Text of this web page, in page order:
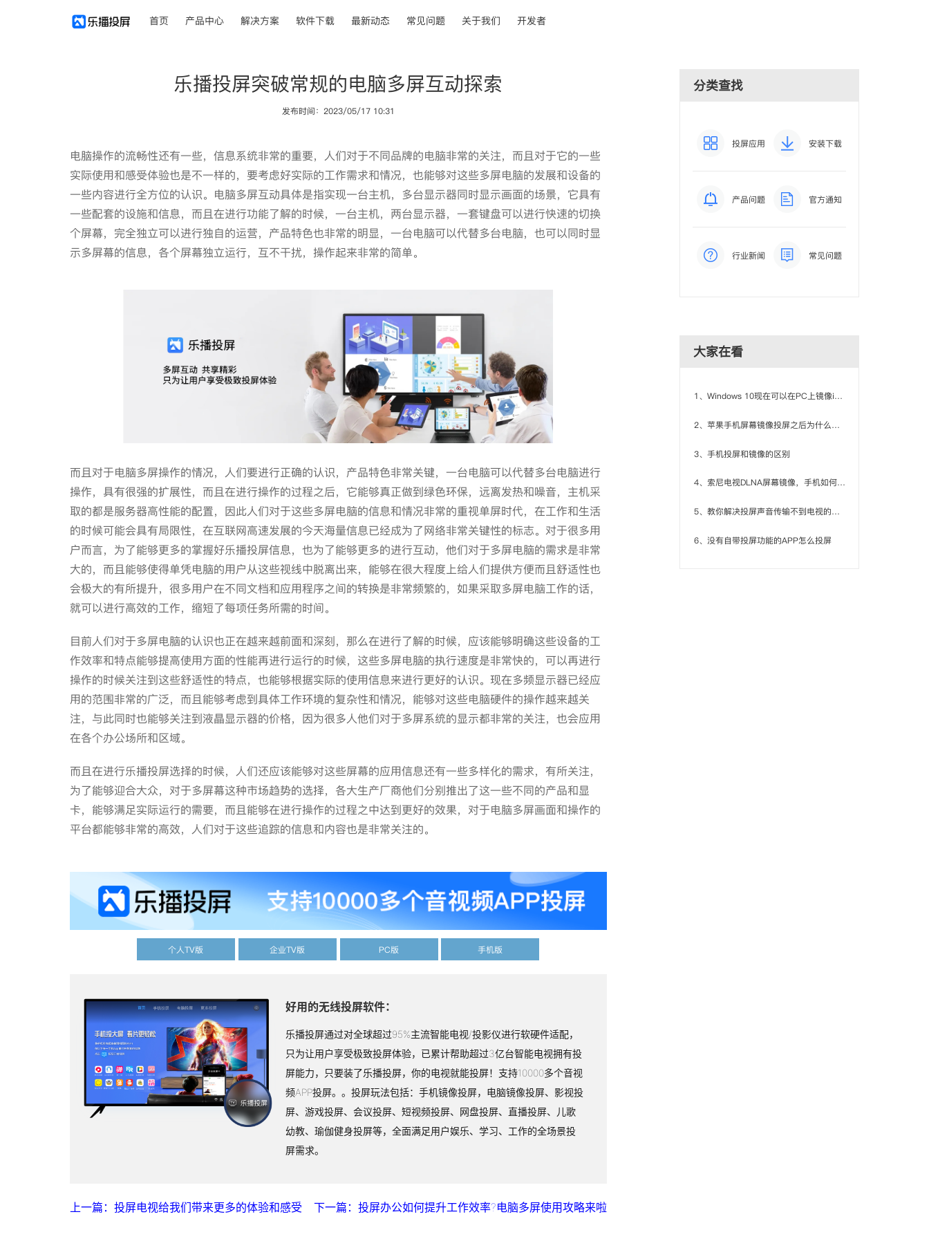
首页 产品中心 解决方案 软件下载 最新动态 常见问题 关于我们 开发者
乐播投屏突破常规的电脑多屏互动探索
发布时间：2023/05/17 10:31
电脑操作的流畅性还有一些，信息系统非常的重要，人们对于不同品牌的电脑非常的关注，而且对于它的一些
实际使用和感受体验也是不一样的，要考虑好实际的工作需求和情况，也能够对这些多屏电脑的发展和设备的
一些内容进行全方位的认识。电脑多屏互动具体是指实现一台主机，多台显示器同时显示画面的场景，它具有
一些配套的设施和信息，而且在进行功能了解的时候，一台主机，两台显示器，一套键盘可以进行快速的切换
个屏幕，完全独立可以进行独自的运营，产品特色也非常的明显，一台电脑可以代替多台电脑，也可以同时显
示多屏幕的信息，各个屏幕独立运行，互不干扰，操作起来非常的简单。
而且对于电脑多屏操作的情况，人们要进行正确的认识，产品特色非常关键，一台电脑可以代替多台电脑进行
操作，具有很强的扩展性，而且在进行操作的过程之后，它能够真正做到绿色环保，远离发热和噪音，主机采
取的都是服务器高性能的配置，因此人们对于这些多屏电脑的信息和情况非常的重视单屏时代，在工作和生活
的时候可能会具有局限性，在互联网高速发展的今天海量信息已经成为了网络非常关键性的标志。对于很多用
户而言，为了能够更多的掌握好乐播投屏信息，也为了能够更多的进行互动，他们对于多屏电脑的需求是非常
大的，而且能够使得单凭电脑的用户从这些视线中脱离出来，能够在很大程度上给人们提供方便而且舒适性也
会极大的有所提升，很多用户在不同文档和应用程序之间的转换是非常频繁的，如果采取多屏电脑工作的话，
就可以进行高效的工作，缩短了每项任务所需的时间。
目前人们对于多屏电脑的认识也正在越来越前面和深刻，那么在进行了解的时候，应该能够明确这些设备的工
作效率和特点能够提高使用方面的性能再进行运行的时候，这些多屏电脑的执行速度是非常快的，可以再进行
操作的时候关注到这些舒适性的特点，也能够根据实际的使用信息来进行更好的认识。现在多频显示器已经应
用的范围非常的广泛，而且能够考虑到具体工作环境的复杂性和情况，能够对这些电脑硬件的操作越来越关
注，与此同时也能够关注到液晶显示器的价格，因为很多人他们对于多屏系统的显示都非常的关注，也会应用
在各个办公场所和区域。
而且在进行乐播投屏选择的时候，人们还应该能够对这些屏幕的应用信息还有一些多样化的需求，有所关注，
为了能够迎合大众，对于多屏幕这种市场趋势的选择，各大生产厂商他们分别推出了这一些不同的产品和显
卡，能够满足实际运行的需要，而且能够在进行操作的过程之中达到更好的效果，对于电脑多屏画面和操作的
平台都能够非常的高效，人们对于这些追踪的信息和内容也是非常关注的。
个人TV版 企业TV版 PC版 手机版
好用的无线投屏软件：
乐播投屏通过对全球超过95%主流智能电视/投影仪进行软硬件适配，
只为让用户享受极致投屏体验，已累计帮助超过3亿台智能电视拥有投
屏能力，只要装了乐播投屏，你的电视就能投屏！支持10000多个音视
频APP投屏。。投屏玩法包括：手机镜像投屏，电脑镜像投屏、影视投
屏、游戏投屏、会议投屏、短视频投屏、网盘投屏、直播投屏、儿歌
幼教、瑜伽健身投屏等，全面满足用户娱乐、学习、工作的全场景投
屏需求。
上一篇：投屏电视给我们带来更多的体验和感受 下一篇：投屏办公如何提升工作效率?电脑多屏使用攻略来啦
分类查找
投屏应用 安装下载
产品问题 官方通知
行业新闻 常见问题
大家在看
1、Windows 10现在可以在PC上镜像iPhone屏幕
2、苹果手机屏幕镜像投屏之后为什么会卡
3、手机投屏和镜像的区别
4、索尼电视DLNA屏幕镜像，手机如何连接？
5、教你解决投屏声音传输不到电视的问题
6、没有自带投屏功能的APP怎么投屏